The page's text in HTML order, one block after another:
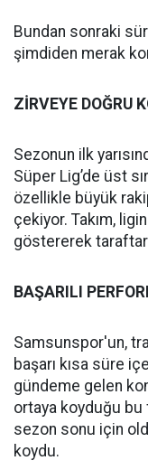
Bundan sonraki
şimdiden merak
ZİRVEYE DOĞRU
Sezonun ilk
Süper Lig’de üst
özellikle büyük
çekiyor. Takım,
göstererek
BAŞARILI
Samsunspor'un,
başarı kısa süre
gündeme gelen
ortaya koyduğu bu
sezon sonu için
koydu.